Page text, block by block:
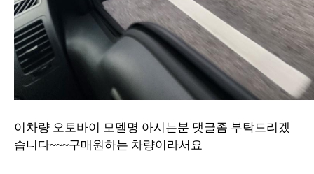
이차량 오토바이 모델명 아시는분 댓글좀 부탁드리겠
습니다~~~구매원하는 차량이라서요